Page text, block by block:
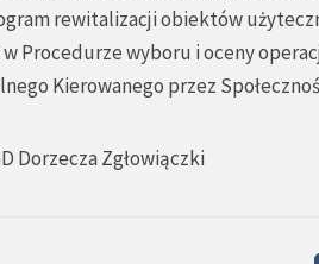
rewitalizacji obiektów
Procedurze wyboru i oceny
Kierowanego przez
Dorzecza Zgłowiączki